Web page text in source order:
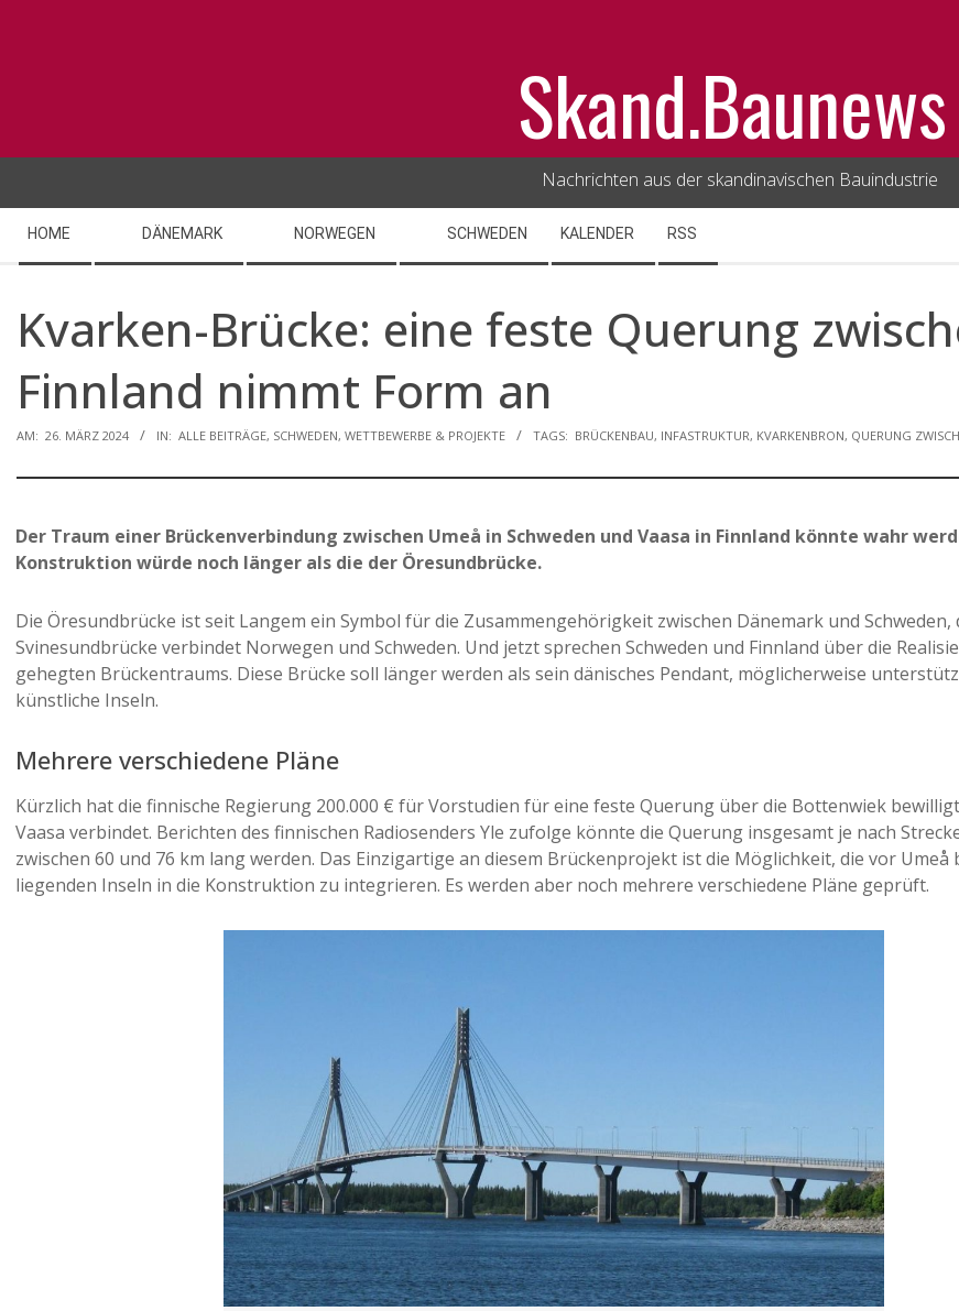
Skand.Baunews
Nachrichten aus der skandinavischen Bauindustrie
Navigation
Menu
HOME DÄNEMARK NORWEGEN SCHWEDEN KALENDER RSS
Kvarken-Brücke: eine feste Querung
Finnland nimmt Form an
AM: 26. MÄRZ 2024 IN: ALLE BEITRÄGE, SCHWEDEN, WETTBEWERBE & PROJEKTE TAGS: BRÜCKENBAU, INFASTRUKTUR, KVARKENBRON, QUERUNG
Der Traum einer Brückenverbindung zwischen Umeå in Schweden und Vaasa in Finnland könnte wahr
Konstruktion würde noch länger als die der Öresundbrücke.
Die Öresundbrücke ist seit Langem ein Symbol für die Zusammengehörigkeit zwischen Dänemark und Schweden,
Svinesundbrücke verbindet Norwegen und Schweden. Und jetzt sprechen Schweden und Finnland über die
gehegten Brückentraums. Diese Brücke soll länger werden als sein dänisches Pendant, möglicherweise
künstliche Inseln.
Mehrere verschiedene Pläne
Kürzlich hat die finnische Regierung 200.000 € für Vorstudien für eine feste Querung über die Bottenwiek
Vaasa verbindet. Berichten des finnischen Radiosenders Yle zufolge könnte die Querung insgesamt je nach
zwischen 60 und 76 km lang werden. Das Einzigartige an diesem Brückenprojekt ist die Möglichkeit, die vor Umeå
liegenden Inseln in die Konstruktion zu integrieren. Es werden aber noch mehrere verschiedene Pläne geprüft.